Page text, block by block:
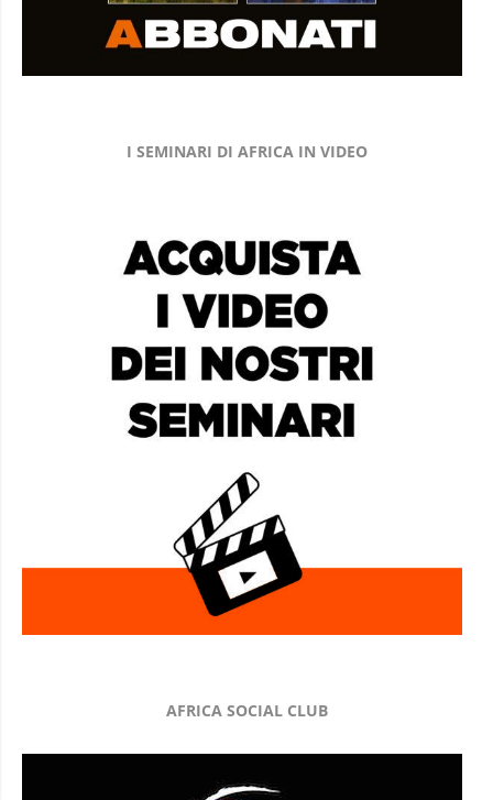
I SEMINARI DI AFRICA IN VIDEO
AFRICA SOCIAL CLUB